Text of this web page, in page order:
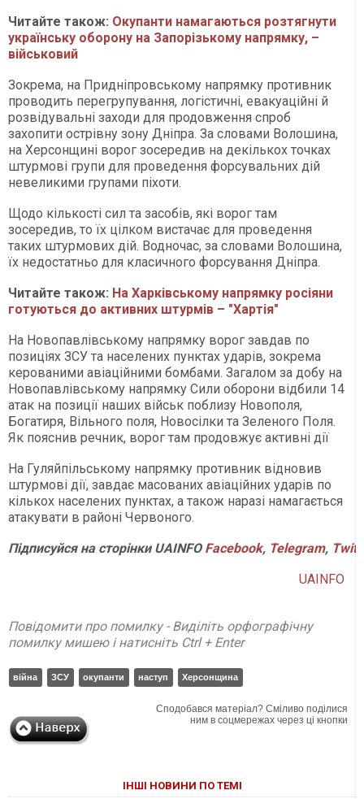
Читайте також: Окупанти намагаються розтягнути
українську оборону на Запорізькому напрямку, –
військовий
Зокрема, на Придніпровському напрямку противник
проводить перегрупування, логістичні, евакуаційні й
розвідувальні заходи для продовження спроб
захопити острівну зону Дніпра. За словами Волошина,
на Херсонщині ворог зосередив на декількох точках
штурмові групи для проведення форсувальних дій
невеликими групами піхоти.
Щодо кількості сил та засобів, які ворог там
зосередив, то їх цілком вистачає для проведення
таких штурмових дій. Водночас, за словами Волошина,
їх недостатньо для класичного форсування Дніпра.
Читайте також: На Харківському напрямку росіяни
готуються до активних штурмів – "Хартія"
На Новопавлівському напрямку ворог завдав по
позиціях ЗСУ та населених пунктах ударів, зокрема
керованими авіаційними бомбами. Загалом за добу на
Новопавлівському напрямку Сили оборони відбили 14
атак на позиції наших військ поблизу Новополя,
Богатиря, Вільного поля, Новосілки та Зеленого Поля.
Як пояснив речник, ворог там продовжує активні дії
На Гуляйпільському напрямку противник відновив
штурмові дії, завдає масованих авіаційних ударів по
кількох населених пунктах, а також наразі намагається
атакувати в районі Червоного.
ПідписуйсянасторінкиUAINFO Facebook, Telegram,
UAINFO
Повідомити про помилку - Виділіть орфографічну
помилку мишею і натисніть Ctrl + Enter
війна ЗСУ окупанти наступ Херсонщина
Сподобався матеріал? Сміливо поділися
ним в соцмережах через ці кнопки
ІНШІ НОВИНИ ПО ТЕМІ